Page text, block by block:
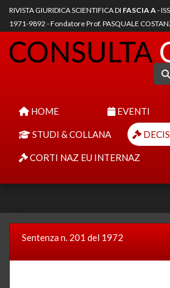
RIVISTA GIURIDICA SCIENTIFICA DI FASCIA A-
1971-9892 - Fondatore Prof. PASQUALE
HOME EVENTI
STUDI & COLLANA
CORTI NAZ EU INTERNAZ
Sentenza n. 201 del 1972